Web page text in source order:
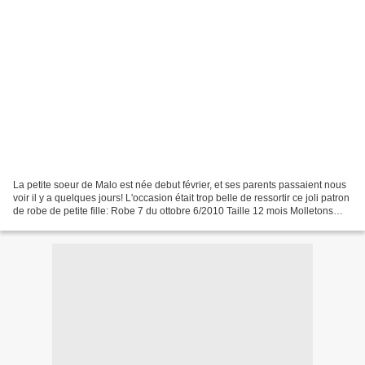
La petite soeur de Malo est née debut février, et ses parents passaient nous
voir il y a quelques jours! L'occasion était trop belle de ressortir ce joli patron
de robe de petite fille: Robe 7 du ottobre 6/2010 Taille 12 mois Molletons